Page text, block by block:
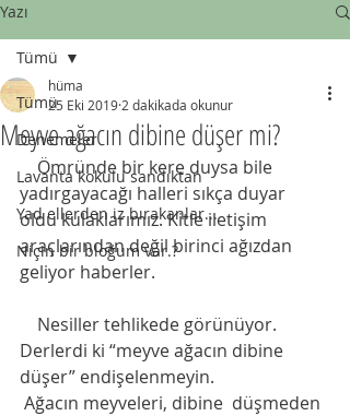
Yazı
Tümü
Denemeler
Lavanta kokulu sandıktan
Yad ellerden iz bırakanlar...
Niçin bir bloğum var.?
Tümü
Meyve ağacın dibine düşer mi?
hüma
25 Eki 2019 2 dakikada okunur
yadırgayacağı halleri sıkça duyar
oldu kulaklarımız. Kitle iletişim
araçlarından değil birinci ağızdan
geliyor haberler.
Derlerdi ki “meyve ağacın dibine
düşer” endişelenmeyin.